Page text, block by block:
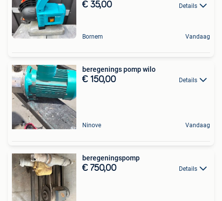
€ 35,00 Details
Bornem Vandaag
beregenings pomp wilo
€ 150,00 Details
Ninove Vandaag
beregeningspomp
€ 750,00 Details